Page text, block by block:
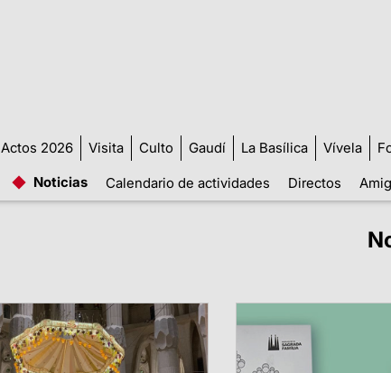
Actos 2026 Visita Culto Gaudí La Basílica Vívela
Noticias
Calendario de actividades Directos